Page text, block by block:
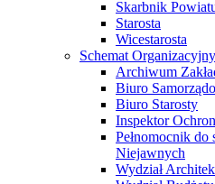
Skarbnik
Starosta
Wicestarosta
Schemat Organizacyjny
Archiwum
Biuro
Biuro Starosty
Inspektor
Pełnomocnik
Niejawnych
Wydział